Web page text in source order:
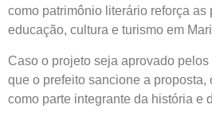
como patrimônio literário reforça as
educação, cultura e turismo em
Caso o projeto seja aprovado
que o prefeito sancione a proposta,
como parte integrante da história e